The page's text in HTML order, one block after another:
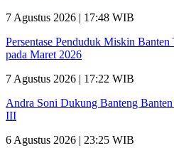
7 Agustus 2026 | 17:48 WIB
Persentase Penduduk Miskin
pada Maret 2026
7 Agustus 2026 | 17:22 WIB
Andra Soni Dukung Banteng
III
6 Agustus 2026 | 23:25 WIB